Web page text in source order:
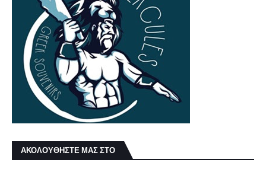
ΑΚΟΛΟΥΘΗΣΤΕ ΜΑΣ ΣΤΟ